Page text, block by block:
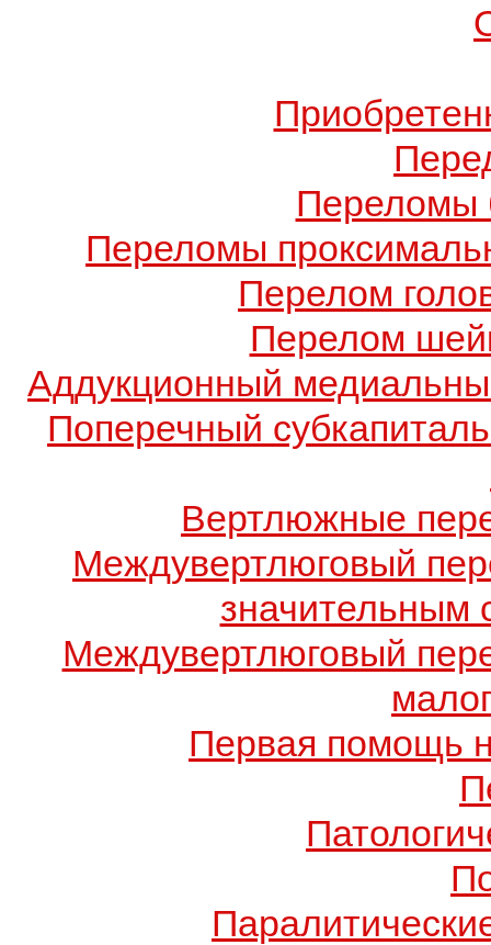
Переломы
Переломы
Перелом
Перелом
Аддукционный
Поперечный
Вертлюжные
Междувертлюговый
значительным
Междувертлюговый
Первая помощь